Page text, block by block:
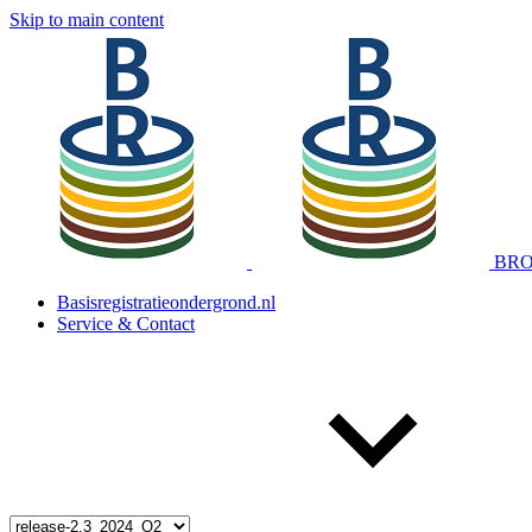
Skip to main content
Basisregistratieondergrond.nl
Service & Contact